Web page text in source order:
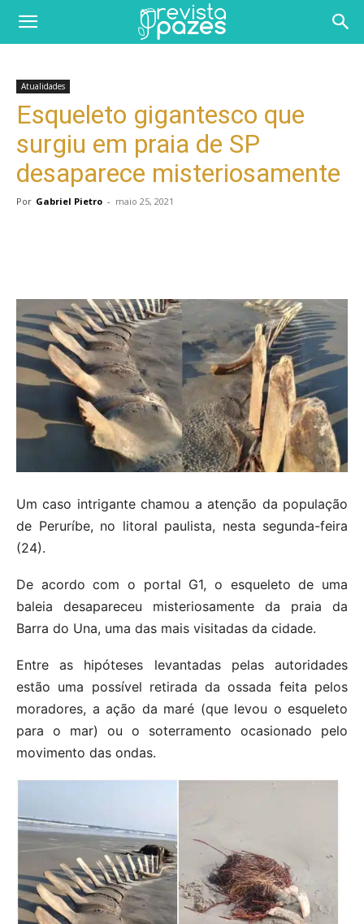
Atualidades
Esqueleto gigantesco que
surgiu em praia de SP
desaparece misteriosamente
Por Gabriel Pietro - maio 25, 2021
Um caso intrigante chamou a atenção da população
de Peruríbe, no litoral paulista, nesta segunda-feira
(24).
De acordo com o portal G1, o esqueleto de uma
baleia desapareceu misteriosamente da praia da
Barra do Una, uma das mais visitadas da cidade.
Entre as hipóteses levantadas pelas autoridades
estão uma possível retirada da ossada feita pelos
moradores, a ação da maré (que levou o esqueleto
para o mar) ou o soterramento ocasionado pelo
movimento das ondas.